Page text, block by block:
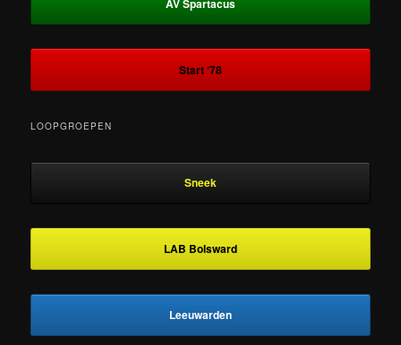
AV Spartacus
Start ‘78
LOOPGROEPEN
Sneek
LAB Bolsward
Leeuwarden